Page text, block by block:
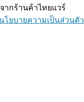
ากร้านค้าไทยแวร์
นโยบายความเป็นส่วนตัว